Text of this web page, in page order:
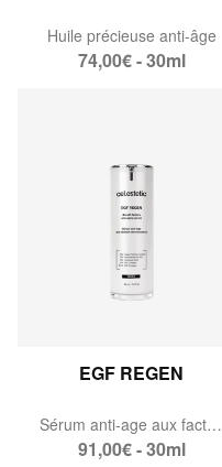
Huile précieuse anti-âge
74,00€ - 30ml
EGF REGEN
Sérum anti-age aux facteurs de croissance
91,00€ - 30ml